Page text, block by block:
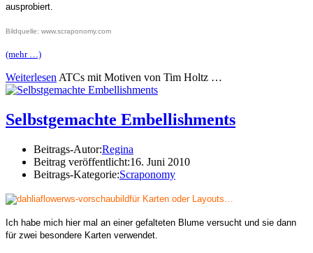
ausprobiert.
Bildquelle: www.scraponomy.com
(mehr …)
Weiterlesen ATCs mit Motiven von Tim Holtz …
Selbstgemachte Embellishments
Beitrags-Autor:Regina
Beitrag veröffentlicht:16. Juni 2010
Beitrags-Kategorie:Scraponomy
für Karten oder Layouts…
Ich habe mich hier mal an einer gefalteten Blume versucht und sie dann
für zwei besondere Karten verwendet.